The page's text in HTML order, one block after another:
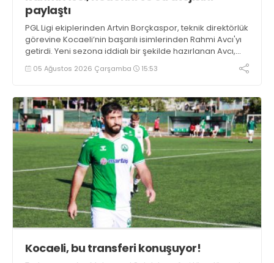
paylaştı
PGL Ligi ekiplerinden Artvin Borçkaspor, teknik direktörlük
görevine Kocaeli’nin başarılı isimlerinden Rahmi Avcı'yı
getirdi. Yeni sezona iddialı bir şekilde hazırlanan Avcı,
duygularını aktardı.
05 Ağustos 2026 Çarşamba 15:53
Kocaeli, bu transferi konuşuyor!